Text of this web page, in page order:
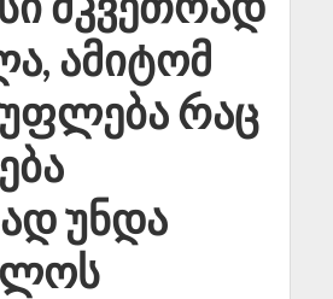
ამიტომ
რაც
უნდა